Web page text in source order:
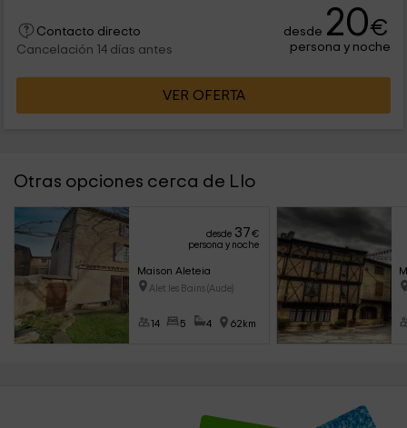
Contacto directo
Cancelación 14 días antes
desde 20€
persona y noche
VER OFERTA
Otras opciones cerca de Llo
desde 37€
persona y noche
Maison Aleteia
Alet les Bains (Aude)
14 5 4 62km